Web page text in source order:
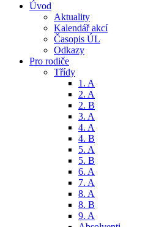
Úvod
Aktuality
Kalendář akcí
Časopis ÚL
Odkazy
Pro rodiče
Třídy
1. A
2. A
2. B
3. A
4. A
4. B
5. A
5. B
6. A
7. A
8. A
8. B
9. A